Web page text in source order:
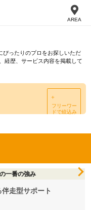
AREA
ぴったりのプロをお探しいただ
経歴、サービス内容を掲載して
＋
フリーワー
ドで絞込み
一番の強み
走型サポート